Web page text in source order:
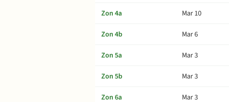
Zon 4a
Mar 10
Zon 4b
Mar 6
Zon 5a
Mar 3
Zon 5b
Mar 3
Zon 6a
Mar 3